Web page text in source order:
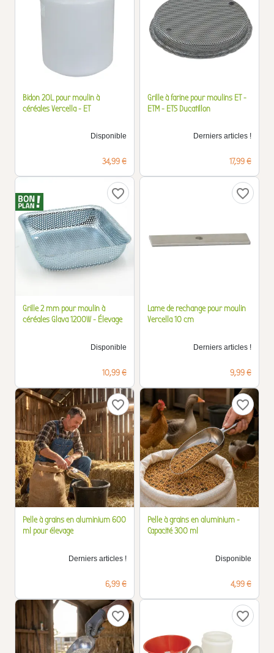
Bidon 20L pour moulin à
céréales Vercella - ET
Disponible
Prix
34,99 €
Grille à farine pour moulins ET -
ETM - ETS Ducatillon
Derniers articles !
Prix
17,99 €
favorite_border
Grille 2 mm pour moulin à
céréales Glava 1200W - Élevage
Disponible
Prix
10,99 €
favorite_border
Lame de rechange pour moulin
Vercella 10 cm
Derniers articles !
Prix
9,99 €
favorite_border
Pelle à grains en aluminium 600
ml pour élevage
Derniers articles !
Prix
6,99 €
favorite_border
Pelle à grains en aluminium -
Capacité 300 ml
Disponible
Prix
4,99 €
favorite_border favorite_border